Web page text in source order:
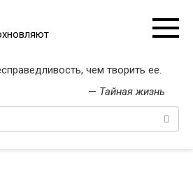
чем творить ее.
— Тайная жизнь